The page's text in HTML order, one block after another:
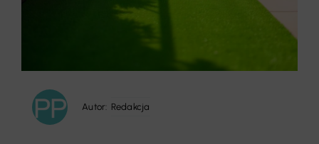
Autor: Redakcja